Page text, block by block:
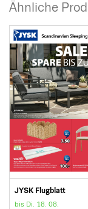
Ähnliche
JYSK Flugblatt
bis Di. 18. 08.